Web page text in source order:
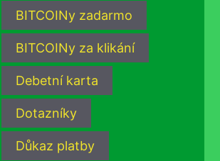
BITCOINy zadarmo
BITCOINy za klikání
Debetní karta
Dotazníky
Důkaz platby